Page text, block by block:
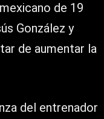
de 19
González y
de aumentar la
del entrenador